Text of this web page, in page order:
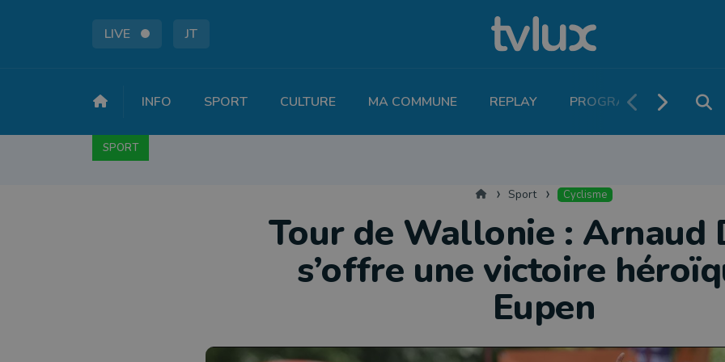
LIVE JT
INFO SPORT CULTURE MA COMMUNE REPLAY PROGRAMME TV
SPORT
AccueilSport Cyclisme
Tour de Wallonie : Arnaud
s’offre une victoire
Eupen